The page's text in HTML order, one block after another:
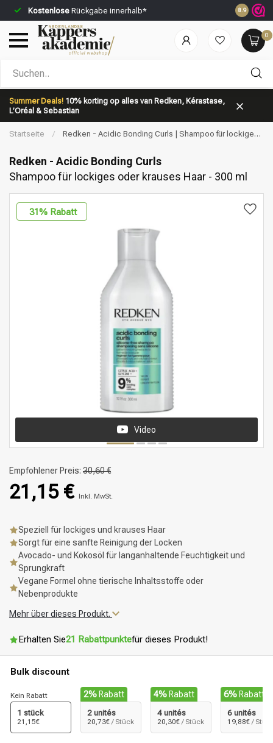
Kostenlose Rückgabe innerhalb* Vor 23:59
8.9
0
Summer Deals! 10% korting op alles van Redken, Kérastase,
L’Oréal & Sebastian
Nach welcher Kategorie suchst du?
Marken Haarpflege
Startseite /
Redken - Acidic Bonding Curls | Shampoo für lockiges
Redken - Acidic Bonding Curls
Shampoo für lockiges oder krauses Haar - 300 ml
31% Rabatt
Video
Empfohlener Preis: 30,60 €
21,15 € Inkl. MwSt.
Speziell für lockiges und krauses Haar
Sorgt für eine sanfte Reinigung der Locken
Avocado- und Kokosöl für langanhaltende Feuchtigkeit und
Sprungkraft
Vegane Formel ohne tierische Inhaltsstoffe oder
Nebenprodukte
Mehr über dieses Produkt.
Erhalten Sie21 Rabattpunktefür dieses Produkt!
Bulk discount
Kein Rabatt
1 stück
21,15€
2% Rabatt
2 unités
20,73€ / Stück
4% Rabatt
4 unités
20,30€ / Stück
6% Rabatt
6 unités
19,88€ /